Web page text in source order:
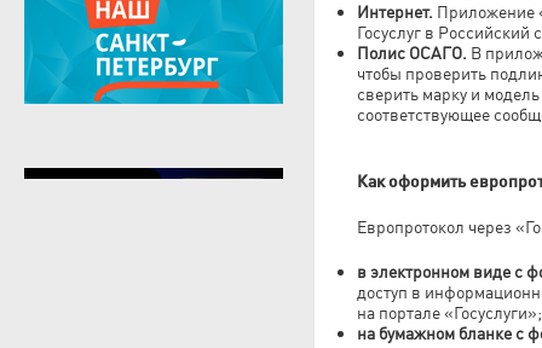
Интернет. Приложение
Госуслуг в
Полис ОСАГО. В
чтобы проверить
сверить марку и
соответствующее
Как оформить
Европротокол через
в электронном виде с
доступ в
на портале «Госуслуги»;
на бумажном бланке с